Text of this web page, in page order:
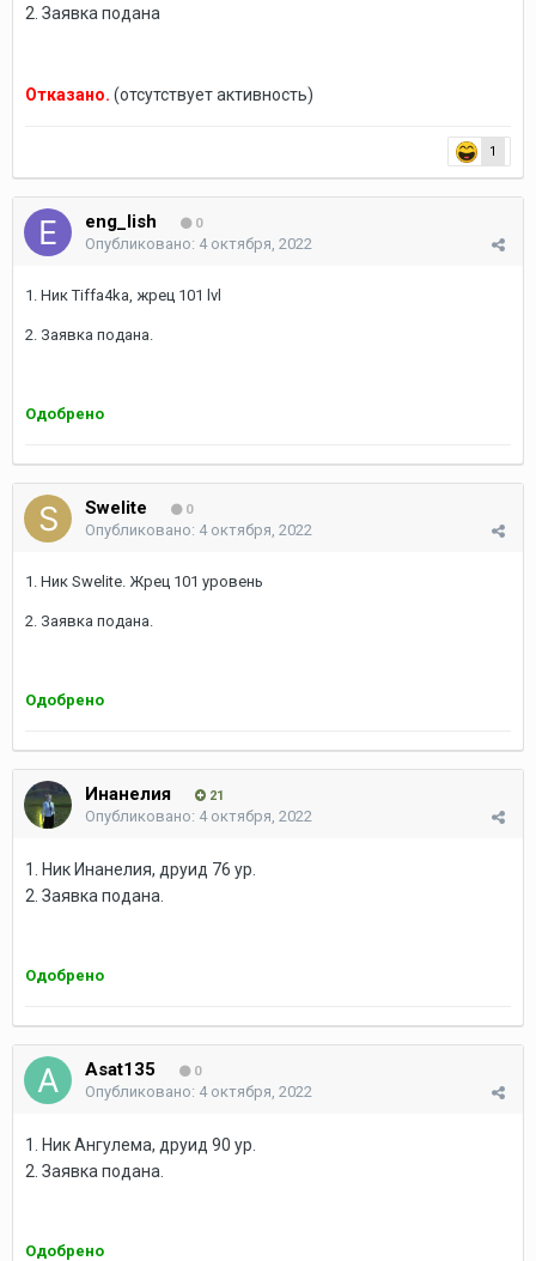
2. Заявка подана
Отказано. (отсутствует активность)
1
eng_lish 0
Опубликовано: 4 октября, 2022
1. Ник Tiffa4ka, жрец 101 lvl
2. Заявка подана.
Одобрено
Swelite 0
Опубликовано: 4 октября, 2022
1. Ник Swelite. Жрец 101 уровень
2. Заявка подана.
Одобрено
Инанелия 21
Опубликовано: 4 октября, 2022
1. Ник Инанелия, друид 76 ур.
2. Заявка подана.
Одобрено
Asat135 0
Опубликовано: 4 октября, 2022
1. Ник Ангулема, друид 90 ур.
2. Заявка подана.
Одобрено